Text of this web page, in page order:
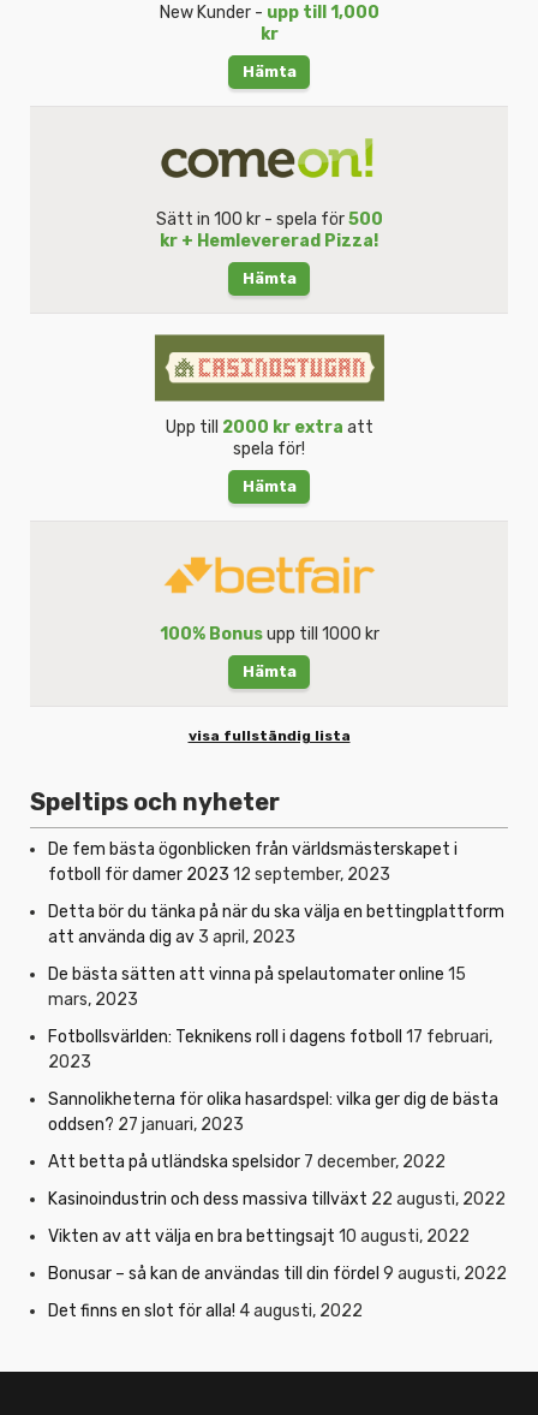
New Kunder - upp till 1,000
kr
Hämta
Sätt in 100 kr - spela för500
kr + Hemlevererad Pizza!
Hämta
Upp till 2000 kr extra att
spela för!
Hämta
100% Bonusupp till 1000 kr
Hämta
visa fullständig lista
Speltips och nyheter
De fem bästa ögonblicken från världsmästerskapet i
fotboll för damer 2023 12 september, 2023
Detta bör du tänka på när du ska välja en bettingplattform
att använda dig av 3 april, 2023
De bästa sätten att vinna på spelautomater online 15
mars, 2023
Fotbollsvärlden: Teknikens roll i dagens fotboll 17 februari,
2023
Sannolikheterna för olika hasardspel: vilka ger dig de bästa
oddsen? 27 januari, 2023
Att betta på utländska spelsidor 7 december, 2022
Kasinoindustrin och dess massiva tillväxt 22 augusti, 2022
Vikten av att välja en bra bettingsajt 10 augusti, 2022
Bonusar – så kan de användas till din fördel 9 augusti, 2022
Det finns en slot för alla! 4 augusti, 2022